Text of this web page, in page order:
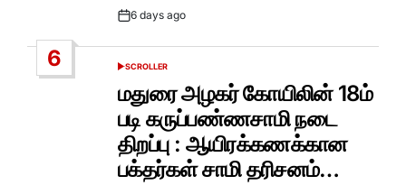
Post6 days ago
6
POSTED
SCROLLER
மதுரை அழகர் கோயிலின் 18ம்
படி கருப்பண்ணசாமி நடை
திறப்பு : ஆயிரக்கணக்கான
பக்தர்கள் சாமி தரிசனம்…